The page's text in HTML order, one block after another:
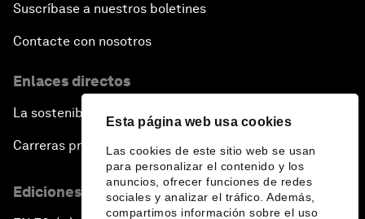
Esta página web usa cookies
Las cookies de este sitio web se usan
para personalizar el contenido y los
anuncios, ofrecer funciones de redes
sociales y analizar el tráfico. Además,
compartimos información sobre el uso
Suscríbase a nuestros boletines
Contacte con nosotros
Enlaces directos
La sostenibilidad en el Foro
Carreras profesionales
Ediciones en otros idiomas